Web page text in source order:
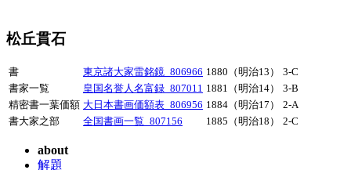
松丘貫石
書 東京諸大家雷銘鏡_806966 1880（明治13）
3-C
書家一覧
皇国名誉人名富録_807011 1881（明治14）
3-B
精密書一葉価額 大日本書画価額表_806956 1884（明治17）
2-A
書大家之部
全国書画一覧_807156 1885（明治18） 2-C
about
解題